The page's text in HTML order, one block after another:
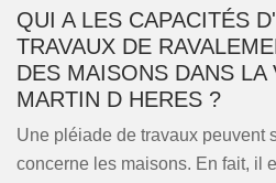
QUI A LES CAPACITÉS
TRAVAUX DE
DES MAISONS DANS LA
MARTIN D HERES ?
Une pléiade de travaux peuvent
concerne les maisons. En fait, il